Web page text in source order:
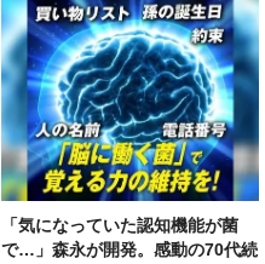
「気になっていた認知機能が菌
で…」森永が開発。感動の70代続